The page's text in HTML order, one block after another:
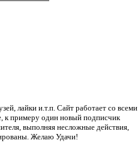
лайки и.т.п. Сайт работает со всеми
к примеру один новый подписчик
выполняя несложные действия,
Желаю Удачи!